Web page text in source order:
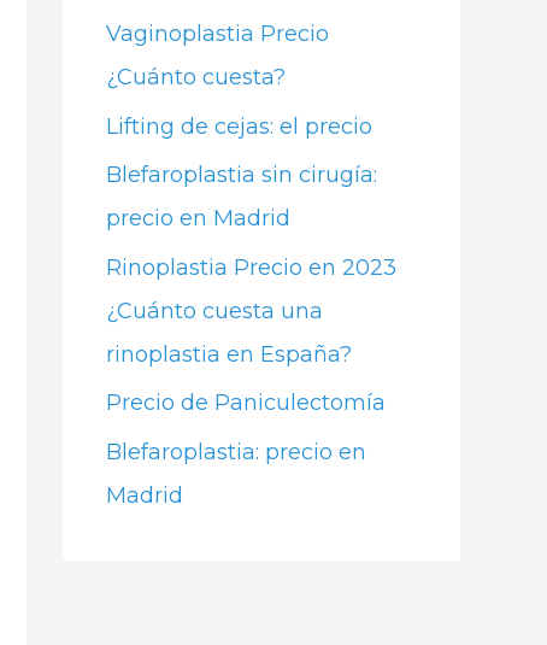
Vaginoplastia Precio
¿Cuánto cuesta?
Lifting de cejas: el precio
Blefaroplastia sin cirugía:
precio en Madrid
Rinoplastia Precio en 2023
¿Cuánto cuesta una
rinoplastia en España?
Precio de Paniculectomía
Blefaroplastia: precio en
Madrid